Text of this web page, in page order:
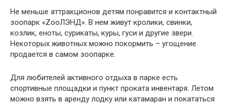
Не меньше аттракционов детям понравится и контактный
зоопарк «ZooЛЭНД». В нем живут кролики, свинки,
козлик, еноты, сурикаты, куры, гуси и другие звери.
Некоторых животных можно покормить – угощение
продается в самом зоопарке.
Для любителей активного отдыха в парке есть
спортивные площадки и пункт проката инвентаря. Летом
можно взять в аренду лодку или катамаран и покататься